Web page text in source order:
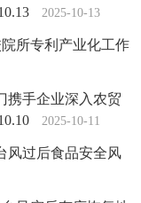
2025-10-13
所专利产业化工作
携手企业深入农贸
2025-10-11
风过后食品安全风